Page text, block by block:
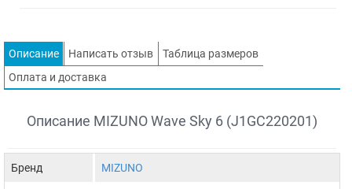
Описание Написать отзыв
Таблица размеров
Оплата и доставка
Описание MIZUNO Wave Sky 6 (J1GC220201)
Бренд MIZUNO